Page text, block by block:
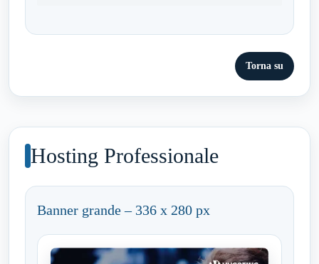
Torna su
Hosting Professionale
Banner grande – 336 x 280 px